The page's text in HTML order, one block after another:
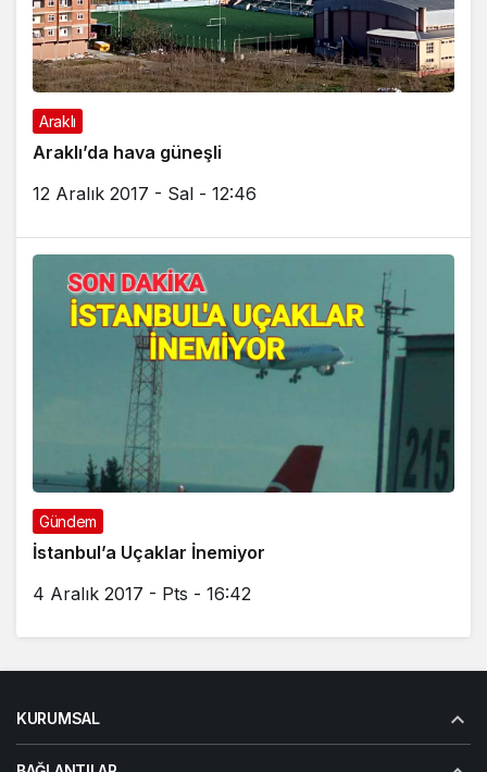
Araklı
Araklı’da hava güneşli
12 Aralık 2017 - Sal - 12:46
Gündem
İstanbul’a Uçaklar İnemiyor
4 Aralık 2017 - Pts - 16:42
KURUMSAL